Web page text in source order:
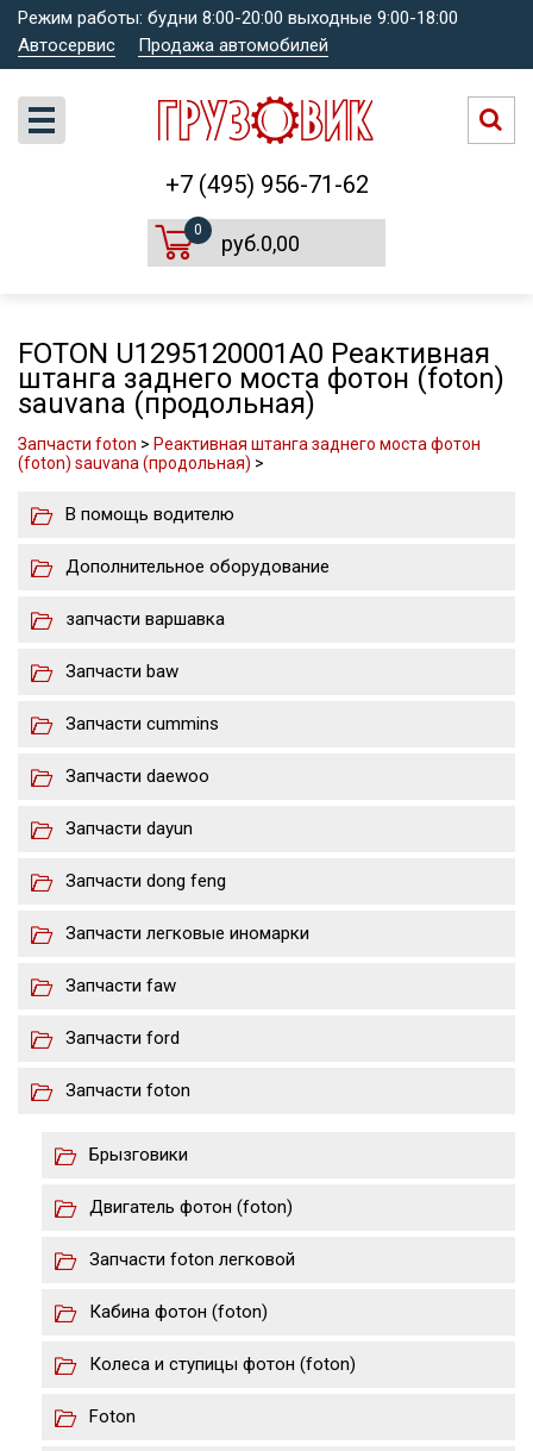
Режим работы: будни 8:00-20:00 выходные 9:00-18:00
Автосервис
Продажа автомобилей
+7 (495) 956-71-62
0
руб.0,00
FOTON U1295120001A0 Реактивная
штанга заднего моста фотон (foton)
sauvana (продольная)
Запчасти foton > Реактивная штанга заднего моста фотон
(foton) sauvana (продольная) >
В помощь водителю
Дополнительное оборудование
запчасти варшавка
Запчасти baw
Запчасти cummins
Запчасти daewoo
Запчасти dayun
Запчасти dong feng
Запчасти легковые иномарки
Запчасти faw
Запчасти ford
Запчасти foton
Брызговики
Двигатель фотон (foton)
Запчасти foton легковой
Кабина фотон (foton)
Колеса и ступицы фотон (foton)
Foton